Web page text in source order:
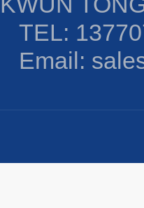
TEL:
Email: